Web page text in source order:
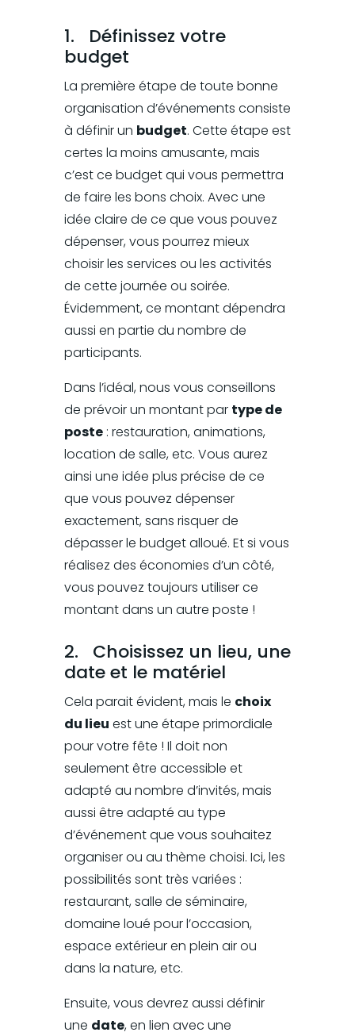
1. Définissez votre
budget
La première étape de toute bonne
organisation d’événements consiste
à définir un budget. Cette étape est
certes la moins amusante, mais
c’est ce budget qui vous permettra
de faire les bons choix. Avec une
idée claire de ce que vous pouvez
dépenser, vous pourrez mieux
choisir les services ou les activités
de cette journée ou soirée.
Évidemment, ce montant dépendra
aussi en partie du nombre de
participants.
Dans l’idéal, nous vous conseillons
de prévoir un montant par type de
poste: restauration, animations,
location de salle, etc. Vous aurez
ainsi une idée plus précise de ce
que vous pouvez dépenser
exactement, sans risquer de
dépasser le budget alloué. Et si vous
réalisez des économies d’un côté,
vous pouvez toujours utiliser ce
montant dans un autre poste !
2. Choisissez un lieu, une
date et le matériel
Cela parait évident, mais le choix
du lieu est une étape primordiale
pour votre fête ! Il doit non
seulement être accessible et
adapté au nombre d’invités, mais
aussi être adapté au type
d’événement que vous souhaitez
organiser ou au thème choisi. Ici, les
possibilités sont très variées :
restaurant, salle de séminaire,
domaine loué pour l’occasion,
espace extérieur en plein air ou
dans la nature, etc.
Ensuite, vous devrez aussi définir
une date, en lien avec une